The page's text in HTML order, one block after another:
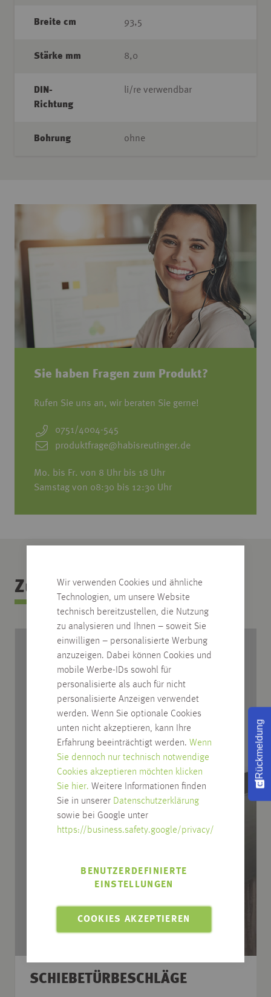
Wir verwenden Cookies und ähnliche
Technologien, um unsere Website
technisch bereitzustellen, die Nutzung
zu analysieren und Ihnen – soweit Sie
einwilligen – personalisierte Werbung
anzuzeigen. Dabei können Cookies und
mobile Werbe-IDs sowohl für
personalisierte als auch für nicht
personalisierte Anzeigen verwendet
werden. Wenn Sie optionale Cookies
unten nicht akzeptieren, kann Ihre
Erfahrung beeinträchtigt werden. Wenn
Sie dennoch nur technisch notwendige
Cookies akzeptieren möchten klicken
Sie hier. Weitere Informationen finden
Sie in unserer Datenschutzerklärung
sowie bei Google unter
https://business.safety.google/privacy/
COOKIES AKZEPTIEREN
BENUTZERDEFINIERTE
EINSTELLUNGEN
Sie haben Fragen zum Produkt?
Rufen Sie uns an, wir beraten Sie gerne!
0751/4004-545
produktfrage@habisreutinger.de
Mo. bis Fr. von 8 Uhr bis 18 Uhr
Samstag von 08:30 bis 12:30 Uhr
Breite cm 93,5
Stärke mm 8,0
DIN-
Richtung
li/re verwendbar
Bohrung ohne
Zubehör Kategorie
SCHIEBETÜRBESCHLÄGE
Rückmeldung